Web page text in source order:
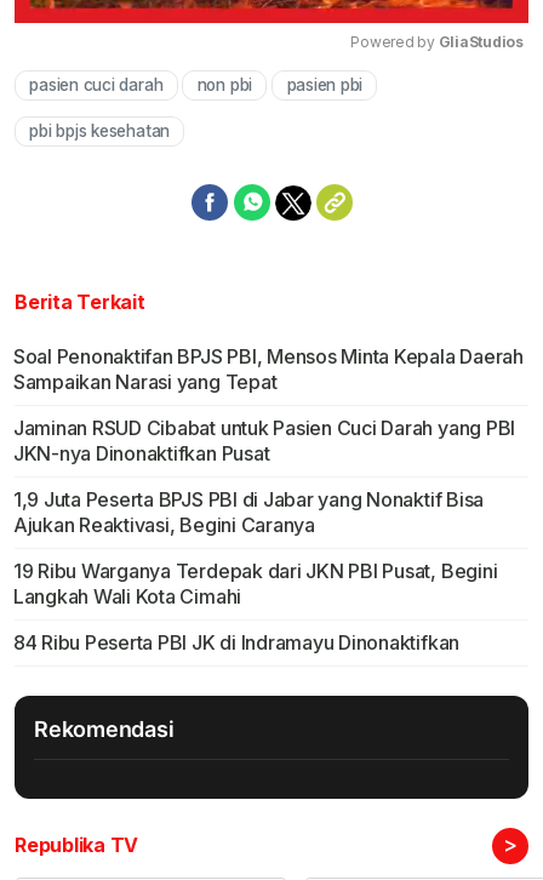
Powered by GliaStudios
pasien cuci darah non pbi pasien pbi
pbi bpjs kesehatan
Berita Terkait
Soal Penonaktifan BPJS PBI, Mensos Minta Kepala Daerah
Sampaikan Narasi yang Tepat
Jaminan RSUD Cibabat untuk Pasien Cuci Darah yang PBI
JKN-nya Dinonaktifkan Pusat
1,9 Juta Peserta BPJS PBI di Jabar yang Nonaktif Bisa
Ajukan Reaktivasi, Begini Caranya
19 Ribu Warganya Terdepak dari JKN PBI Pusat, Begini
Langkah Wali Kota Cimahi
84 Ribu Peserta PBI JK di Indramayu Dinonaktifkan
Rekomendasi
Republika TV >